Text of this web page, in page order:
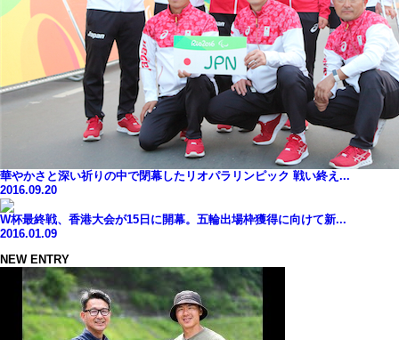
華やかさと深い祈りの中で閉幕したリオパラリンピック 戦い終え...
2016.09.20
W杯最終戦、香港大会が15日に開幕。五輪出場枠獲得に向けて新...
2016.01.09
NEW ENTRY